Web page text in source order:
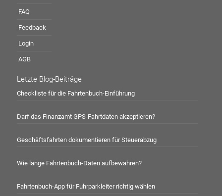
FAQ
Feedback
Login
AGB
Letzte Blog-Beiträge
Checkliste für die Fahrtenbuch-Einführung
Darf das Finanzamt GPS-Fahrtdaten akzeptieren?
Geschäftsfahrten dokumentieren für Steuerabzug
Wie lange Fahrtenbuch-Daten aufbewahren?
Fahrtenbuch-App für Fuhrparkleiter richtig wählen